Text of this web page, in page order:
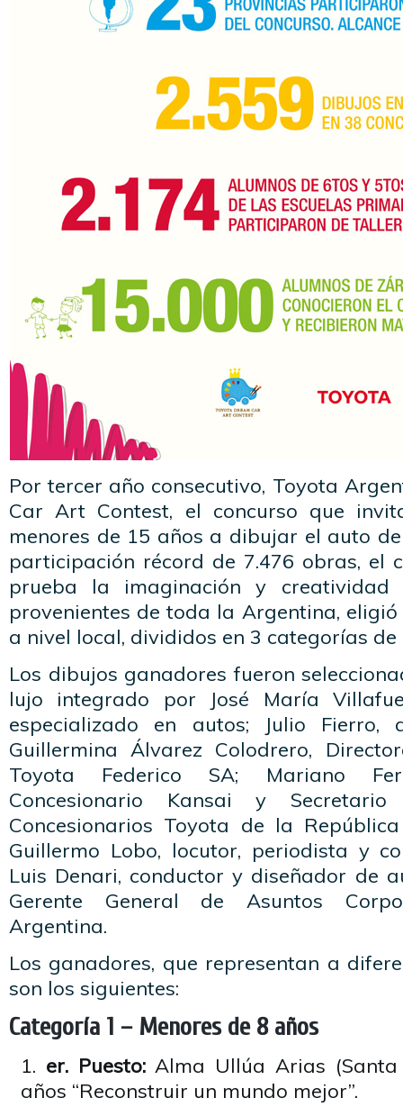
Por tercer año consecutivo, Toyota
Car Art Contest, el concurso que
menores de 15 años a dibujar el auto
participación récord de 7.476 obras, el
prueba la imaginación y
provenientes de toda la Argentina,
a nivel local, divididos en 3 categorías
Los dibujos ganadores fueron
lujo integrado por José María
especializado en autos; Julio Fierro,
Guillermina Álvarez Colodrero,
Toyota Federico SA; Mariano
Concesionario Kansai y
Concesionarios Toyota de la
Guillermo Lobo, locutor, periodista y
Luis Denari, conductor y diseñador de
Gerente General de Asuntos
Argentina.
Los ganadores, que representan a
son los siguientes:
Categoría 1 – Menores de 8 años
er. Puesto:Alma Ullúa Arias (Santa
años “Reconstruir un mundo mejor”.